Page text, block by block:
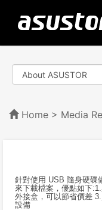
Home > Media
針對使用 USB 隨身硬碟
來下載檔案，優點如下
外接盒，可以節省價差
設備